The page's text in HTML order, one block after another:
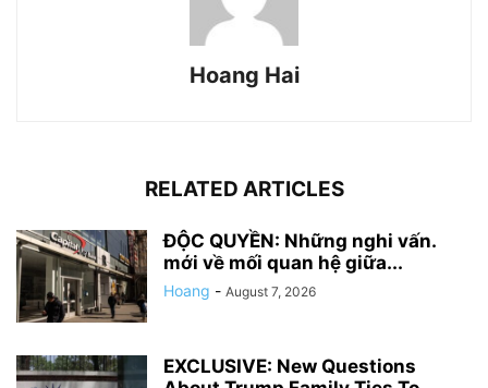
Hoang Hai
RELATED ARTICLES
ĐỘC QUYỀN: Những nghi vấn.
mới về mối quan hệ giữa...
Hoang - August 7, 2026
EXCLUSIVE: New Questions